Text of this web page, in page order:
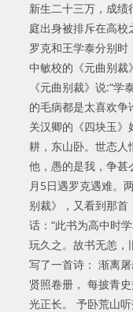
新生二十三万，成
庭出身被排斥在高
罗克和王学泰分别
中敏校的《元曲别裁
《元曲别裁》说:“
的毛病都是太喜欢
关汉卿的《四块玉》
耕，东山卧。世态人
他，愚的是我，争甚
月5日遇罗克遇难。
别裁》，又看到那
话：“此书为高中时
玩久之。故书无恙，
写了一首诗： 渐离
贤照卷册， 每披青
光正长。 予卧荒山